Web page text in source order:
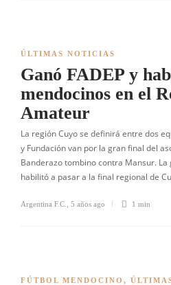
ÚLTIMAS NOTICIAS
Ganó FADEP y
mendocinos en el
Amateur
La región Cuyo se definirá entre dos
y Fundación van por la gran final del
Banderazo tombino contra Mansur.
habilitó a pasar a la final regional de
Argentina F.C. 5 años ago 1 min
FÚTBOL MENDOCINO ,